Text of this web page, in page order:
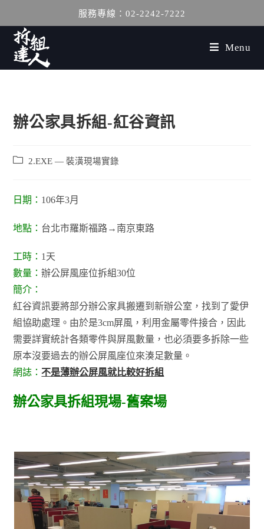
服務專線：02-2242-7222
Menu
辦公家具拆組-紅谷資訊
2.EXE — 裝潢現場實錄
日期： 106年3月
地點： 台北市羅斯福路→南京東路
工時： 1天
數量：辦公屏風座位拆組30位
簡介：
紅谷資訊要將部分辦公家具搬遷到新辦公室，找到了愛伊
組協助處理。由於是3cm屏風，利用金屬零件接合，因此
需要詳實統計各類零件與屏風數量，也必須要多拆除一些
原本沒要過去的辦公屏風座位來湊足數量。
網誌：不是薄辦公屏風就比較好拆組
辦公家具拆組現場-舊案場